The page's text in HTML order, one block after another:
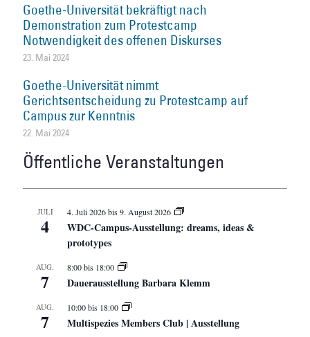
Goethe-Universität bekräftigt nach
Demonstration zum Protestcamp
Notwendigkeit des offenen Diskurses
23. Mai 2024
Goethe-Universität nimmt
Gerichtsentscheidung zu Protestcamp auf
Campus zur Kenntnis
22. Mai 2024
Öffentliche Veranstaltungen
JULI
4
4. Juli 2026bis9. August 2026
WDC-Campus-Ausstellung: dreams, ideas &
prototypes
AUG.
7
8:00bis 18:00
Dauerausstellung Barbara Klemm
AUG.
7
10:00bis 18:00
Multispezies Members Club | Ausstellung